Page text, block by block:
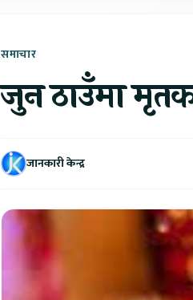
समाचार
जुन ठाउँमा
जानकारी केन्द्र